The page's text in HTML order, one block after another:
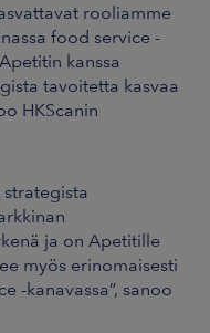
rooliamme
food service -
kanssa
tavoitetta kasvaa
HKScanin
strategista
ja on Apetitille
myös erinomaisesti
-kanavassa”, sanoo